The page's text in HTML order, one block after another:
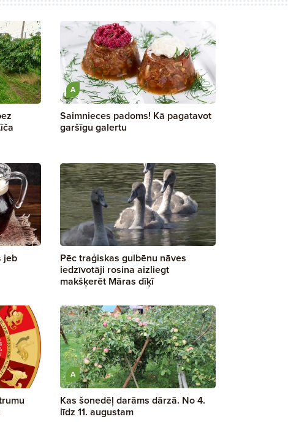
A
Saimnieces padoms! Kā pagatavot
garšīgu galertu
jeb
Pēc traģiskas gulbēnu nāves
iedzīvotāji rosina aizliegt
makšķerēt Māras dīķī
A
Kas šonedēļ darāms dārzā. No 4.
līdz 11. augustam